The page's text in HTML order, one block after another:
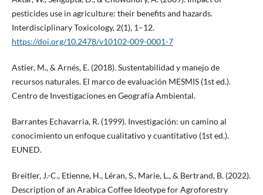
pesticides use in agriculture: their benefits and hazards.
Interdisciplinary Toxicology, 2(1), 1–12.
https://doi.org/10.2478/v10102-009-0001-7
Astier, M., & Arnés, E. (2018). Sustentabilidad y manejo de
recursos naturales. El marco de evaluación MESMIS (1st ed.).
Centro de Investigaciones en Geografía Ambiental.
Barrantes Echavarria, R. (1999). Investigación: un camino al
conocimiento un enfoque cualitativo y cuantitativo (1st ed.).
EUNED.
Breitler, J.-C., Etienne, H., Léran, S., Marie, L., & Bertrand, B. (2022).
Description of an Arabica Coffee Ideotype for Agroforestry